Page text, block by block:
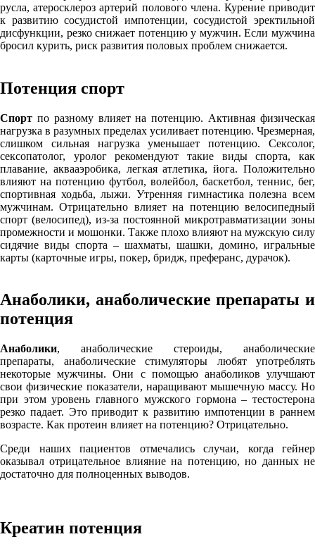
русла, атеросклероз артерий полового члена. Курение приводит
к развитию сосудистой импотенции, сосудистой эректильной
дисфункции, резко снижает потенцию у мужчин. Если мужчина
бросил курить, риск развития половых проблем снижается.
Потенция спорт
Спорт по разному влияет на потенцию. Активная физическая
нагрузка в разумных пределах усиливает потенцию. Чрезмерная,
слишком сильная нагрузка уменьшает потенцию. Сексолог,
сексопатолог, уролог рекомендуют такие виды спорта, как
плавание, аквааэробика, легкая атлетика, йога. Положительно
влияют на потенцию футбол, волейбол, баскетбол, теннис, бег,
спортивная ходьба, лыжи. Утренняя гимнастика полезна всем
мужчинам. Отрицательно влияет на потенцию велосипедный
спорт (велосипед), из-за постоянной микротравматизации зоны
промежности и мошонки. Также плохо влияют на мужскую силу
сидячие виды спорта – шахматы, шашки, домино, игральные
карты (карточные игры, покер, бридж, преферанс, дурачок).
Анаболики, анаболические препараты и
потенция
Анаболики, анаболические стероиды, анаболические
препараты, анаболические стимуляторы любят употреблять
некоторые мужчины. Они с помощью анаболиков улучшают
свои физические показатели, наращивают мышечную массу. Но
при этом уровень главного мужского гормона – тестостерона
резко падает. Это приводит к развитию импотенции в раннем
возрасте. Как протеин влияет на потенцию? Отрицательно.
Среди наших пациентов отмечались случаи, когда гейнер
оказывал отрицательное влияние на потенцию, но данных не
достаточно для полноценных выводов.
Креатин потенция